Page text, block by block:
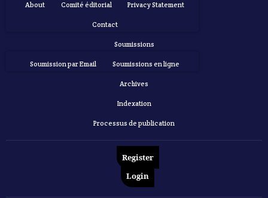
About Comité éditorial Privacy Statement
Contact
Soumissions
Soumission par Email Soumissions en ligne
Archives
Indexation
Processus de publication
Register
Login